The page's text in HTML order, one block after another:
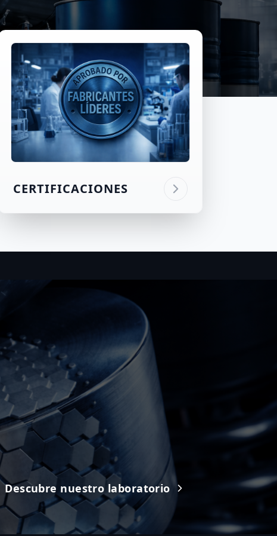
CERTIFICACIONES
Descubre nuestro laboratorio